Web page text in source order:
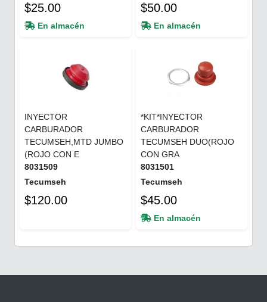
$25.00
En almacén
$50.00
En almacén
INYECTOR
CARBURADOR
TECUMSEH,MTD JUMBO
(ROJO CON E
8031509
Tecumseh
$120.00
*KIT*INYECTOR
CARBURADOR
TECUMSEH DUO(ROJO
CON GRA
8031501
Tecumseh
$45.00
En almacén